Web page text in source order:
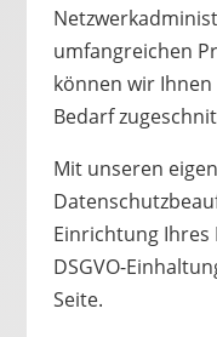
umfangreichen
können wir
Bedarf
Mit unseren
Einrichtung Ihres
DSGVO-
Seite.